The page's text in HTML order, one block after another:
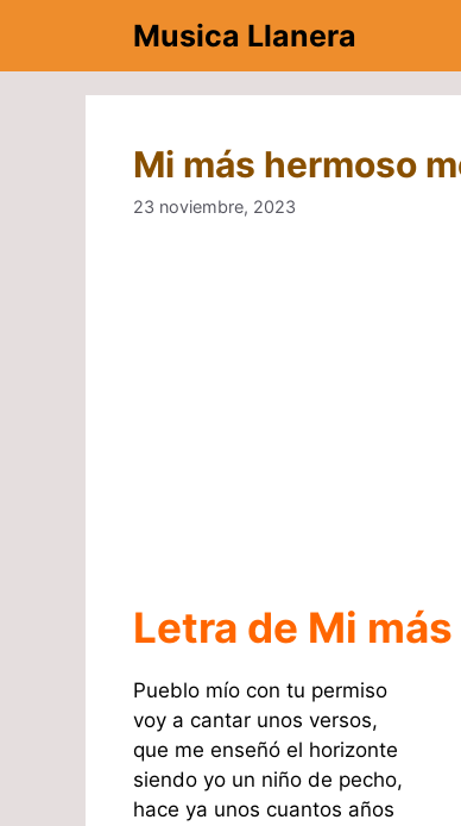
contenido
Musica Llanera
Mi más hermoso
23 noviembre, 2023
Letra de Mi
Pueblo mío con tu permiso
voy a cantar unos versos,
que me enseñó el horizonte
siendo yo un niño de pecho,
hace ya unos cuantos años